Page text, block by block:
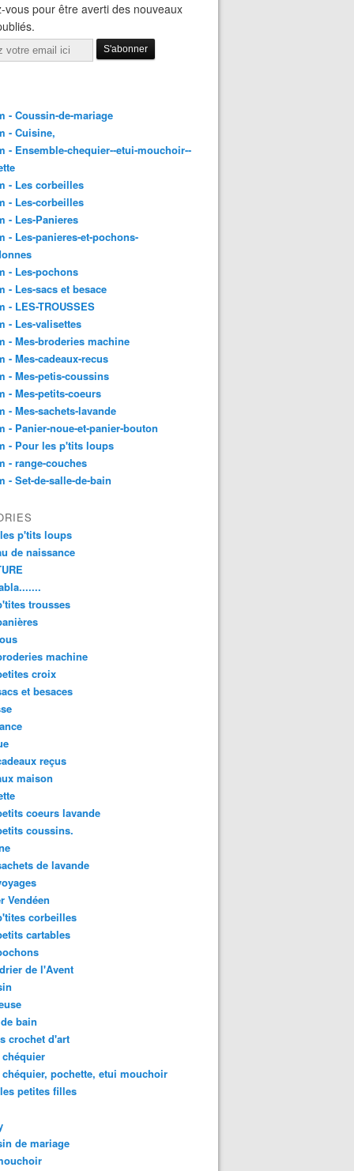
vous pour être averti des nouveaux
- Coussin-de-mariage
- Cuisine,
- Ensemble-chequier--etui-mouchoir--
- Les corbeilles
- Les-corbeilles
- Les-Panieres
- Les-panieres-et-pochons-
- Les-pochons
- Les-sacs et besace
- LES-TROUSSES
- Les-valisettes
- Mes-broderies machine
- Mes-cadeaux-recus
- Mes-petis-coussins
- Mes-petits-coeurs
- Mes-sachets-lavande
- Panier-noue-et-panier-bouton
- Pour les p'tits loups
- range-couches
- Set-de-salle-de-bain
p'tits loups
de naissance
trousses
machine
croix
et besaces
reçus
maison
coeurs lavande
coussins.
de lavande
Vendéen
corbeilles
cartables
de l'Avent
bain
crochet d'art
pochette, etui mouchoir
petites filles
de mariage